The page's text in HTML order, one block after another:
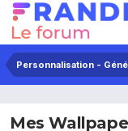
Personnalisation -
Mes